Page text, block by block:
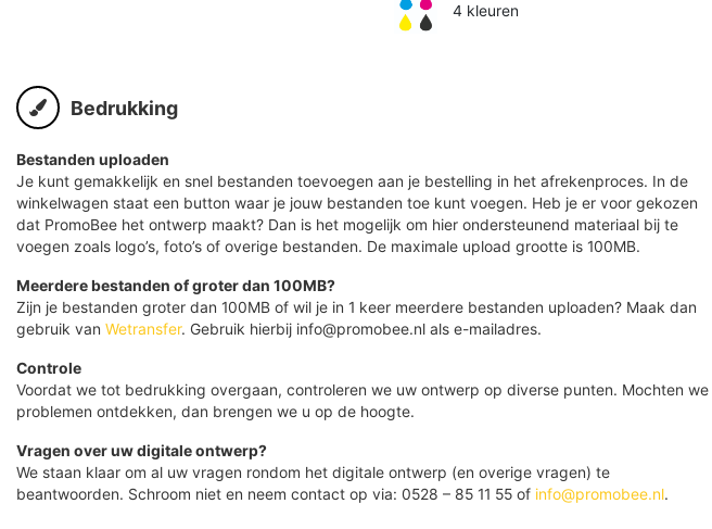
4 kleuren
Bedrukking
Bestanden uploaden
Je kunt gemakkelijk en snel bestanden toevoegen aan je bestelling in het afrekenproces. In de
winkelwagen staat een button waar je jouw bestanden toe kunt voegen. Heb je er voor gekozen
dat PromoBee het ontwerp maakt? Dan is het mogelijk om hier ondersteunend materiaal bij te
voegen zoals logo’s, foto’s of overige bestanden. De maximale upload grootte is 100MB.
Meerdere bestanden of groter dan 100MB?
Zijn je bestanden groter dan 100MB of wil je in 1 keer meerdere bestanden uploaden? Maak dan
gebruik van Wetransfer. Gebruik hierbij info@promobee.nl als e-mailadres.
Controle
Voordat we tot bedrukking overgaan, controleren we uw ontwerp op diverse punten. Mochten we
problemen ontdekken, dan brengen we u op de hoogte.
Vragen over uw digitale ontwerp?
We staan klaar om al uw vragen rondom het digitale ontwerp (en overige vragen) te
beantwoorden. Schroom niet en neem contact op via: 0528 – 85 11 55 of info@promobee.nl.